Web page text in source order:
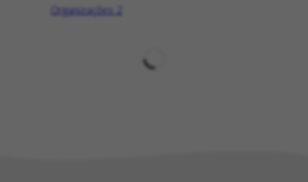
Organizações 2